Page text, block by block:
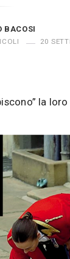
BACOSI
20
la